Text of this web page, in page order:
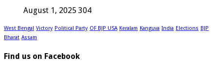
August 1, 2025 304
West Bengal Victory Political Party OF BJP USA Keralam Kanguva India Elections BJP
Bharat Assam
Find us on Facebook